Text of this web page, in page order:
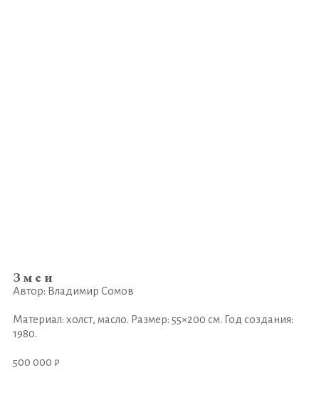
Змеи
Автор: Владимир Сомов
Материал: холст, масло. Размер: 55×200 см. Год создания:
1980.
500 000 ₽